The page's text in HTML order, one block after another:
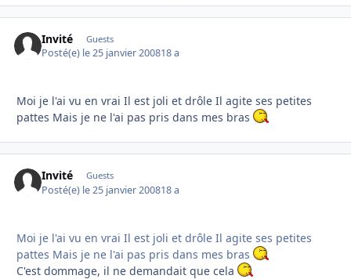
Invité Guests
Posté(e) le 25 janvier 200818 a
Moi je l'ai vu en vrai Il est joli et drôle Il agite ses petites
pattes Mais je ne l'ai pas pris dans mes bras
Invité Guests
Posté(e) le 25 janvier 200818 a
Moi je l'ai vu en vrai Il est joli et drôle Il agite ses petites
pattes Mais je ne l'ai pas pris dans mes bras
C'est dommage, il ne demandait que cela